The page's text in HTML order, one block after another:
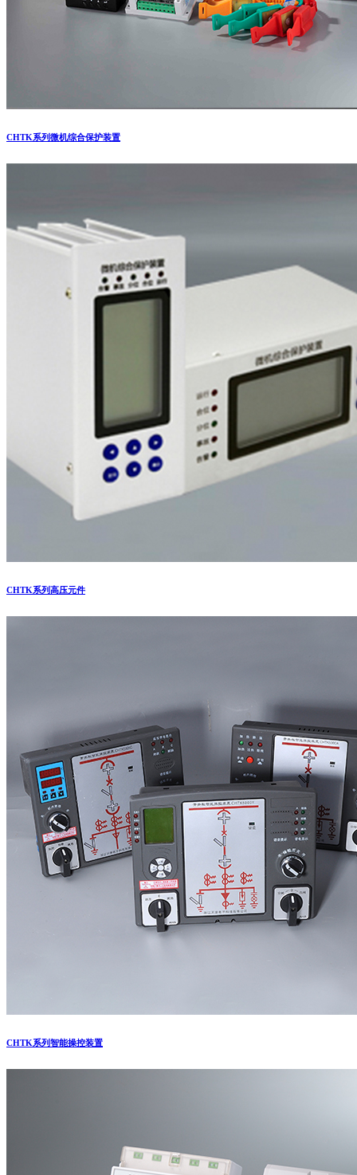
CHTK系列微机综合保护装置
CHTK系列高压元件
CHTK系列智能操控装置